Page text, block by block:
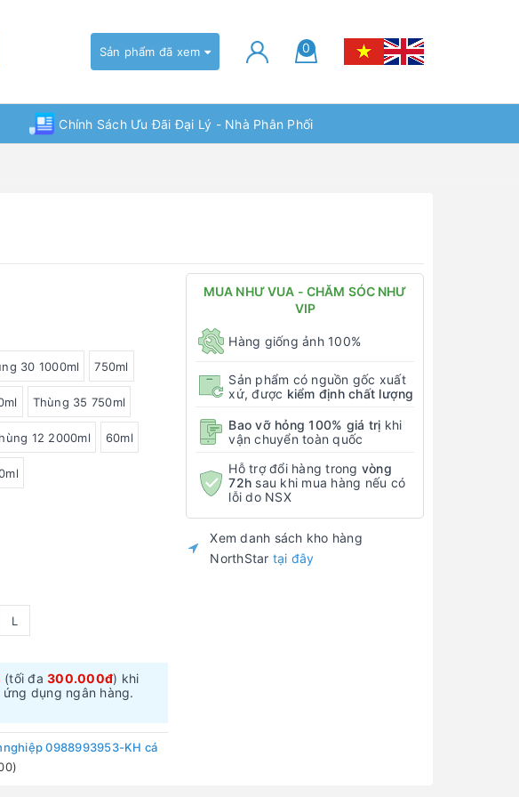
Sản phẩm đã xem 0
Chính Sách Ưu Đãi Đại Lý - Nhà Phân Phối
30 1000ml 750ml
Thùng 35 750ml
12 2000ml 60ml
L
(tối đa300.000đ) khi
ứng dụng ngân hàng.
0988993953-KH cá
MUA NHƯ VUA - CHĂM SÓC NHƯ
VIP
Hàng giống ảnh 100%
Sản phẩm có nguồn gốc xuất
xứ, được kiểm định chất lượng
Bao vỡ hỏng 100% giá trị khi
vận chuyển toàn quốc
Hỗ trợ đổi hàng trong vòng
72h sau khi mua hàng nếu có
lỗi do NSX
Xem danh sách kho hàng
NorthStar tại đây